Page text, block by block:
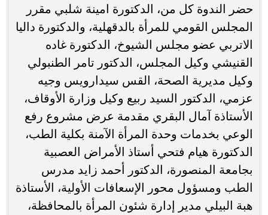
حضر الندوة كل من، الدكتورة امينة شلبي مقرر
المجلس القومي للمرأة بالدقهلية، والدكتورة داليا
الاتربي عضو مجلس الشيوخ، الدكتورة غاده
القنيشي وكيل المجلس، الدكتور تامر الطنبولي
وكيل مديرية الصحة، القس سيدارويس وجيه
عزمي، الدكتور السيد ربيع وكيل وزارة الأوقاف،
الأستاذة آمال البقري مقدمة عرض مشروع رفع
الوعي بخدمات وحدة المرأة الآمنة بكلية الطب،
الدكتورة هيام فتحي أستاذ الأمراض العصبية
بجامعة المنصورة، الدكتور أحمد زايد مدرس
الطب ومسؤول محور الإسعافات الأولية، الأستاذة
هبة البيلي مدير إدارة شئون المرأة بالمحافظة،